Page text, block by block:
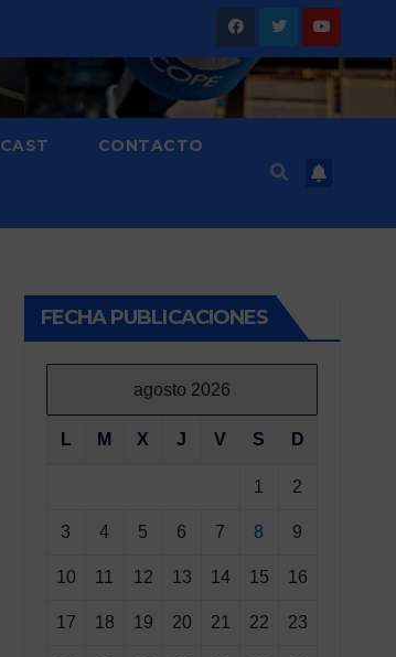
CONTACTO
FECHA PUBLICACIONES
agosto 2026
L M X J V S D
1 2
3 4 5 6 7 8 9
10 11 12 13 14 15 16
17 18 19 20 21 22 23